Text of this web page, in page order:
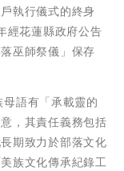
執行儀式的終身
經花蓮縣政府公告
巫師祭儀」保存
語有「承載靈的
，其責任義務包括
期致力於部落文化
族文化傳承紀錄工